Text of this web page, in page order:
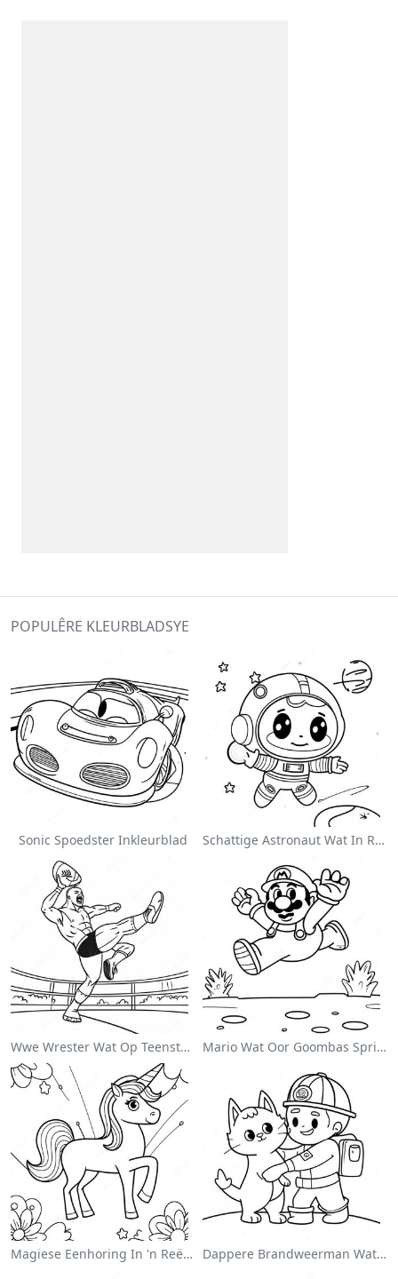
POPULÊRE KLEURBLADSYE
Sonic Spoedster Inkleurblad Schattige Astronaut Wat In Ruimte Drif Inkleurblad
Wwe Wrester Wat Op Teenstander Spring Inkleurblad Mario Wat Oor Goombas Spring Inkleurblad
Magiese Eenhoring In 'n Reënboog Inkleurblad Dappere Brandweerman Wat 'n Kat Red Inkleurblad